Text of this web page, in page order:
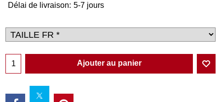
Délai de livraison: 5-7 jours
Ajouter au panier